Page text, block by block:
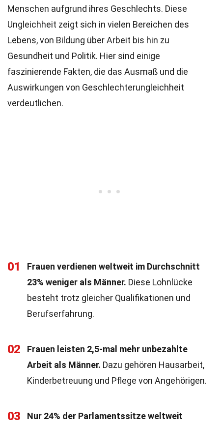
Menschen aufgrund ihres Geschlechts. Diese
Ungleichheit zeigt sich in vielen Bereichen des
Lebens, von Bildung über Arbeit bis hin zu
Gesundheit und Politik. Hier sind einige
faszinierende Fakten, die das Ausmaß und die
Auswirkungen von Geschlechterungleichheit
verdeutlichen.
01
Frauen verdienen weltweit im Durchschnitt
23% weniger als Männer. Diese Lohnlücke
besteht trotz gleicher Qualifikationen und
Berufserfahrung.
02
Frauen leisten 2,5-mal mehr unbezahlte
Arbeit als Männer. Dazu gehören Hausarbeit,
Kinderbetreuung und Pflege von Angehörigen.
03
Nur 24% der Parlamentssitze weltweit